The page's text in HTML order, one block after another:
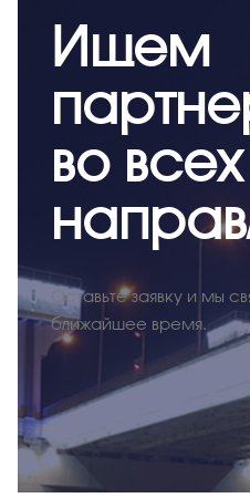
Ищем
во всех
Оставьте заявку и мы
ближайшее время.